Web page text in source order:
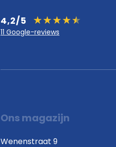
4,2/5
11 Google-reviews
Ons magazijn
Wenenstraat 9